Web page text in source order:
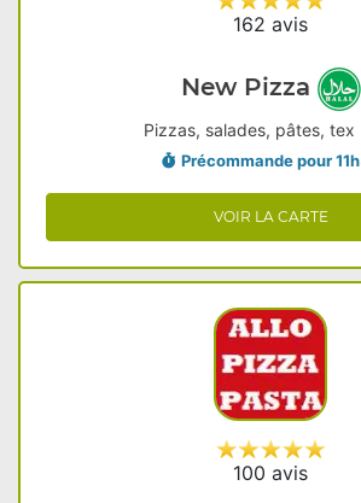
162 avis
New Pizza
Pizzas, salades, pâtes, tex
Précommande pour
VOIR LA CARTE
100 avis